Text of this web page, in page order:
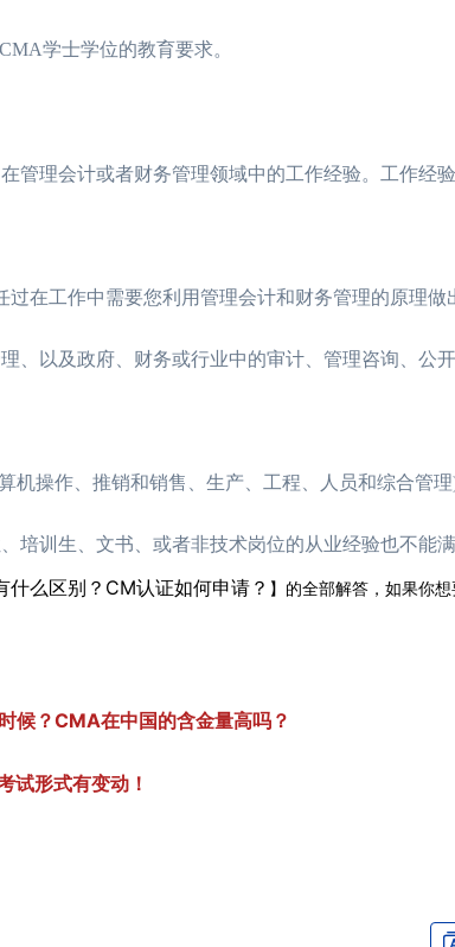
学士学位的教育要求。
理会计或者财务管理领域中的工作经验。工作经
工作中需要您利用管理会计和财务管理的原理做
、以及政府、财务或行业中的审计、管理咨询、公
操作、推销和销售、生产、工程、人员和综合管
培训生、文书、或者非技术岗位的从业经验也不能满
么区别？CM认证如何申请？ 】的全部解答，如果你
候？CMA在中国的含金量高吗？
试形式有变动！